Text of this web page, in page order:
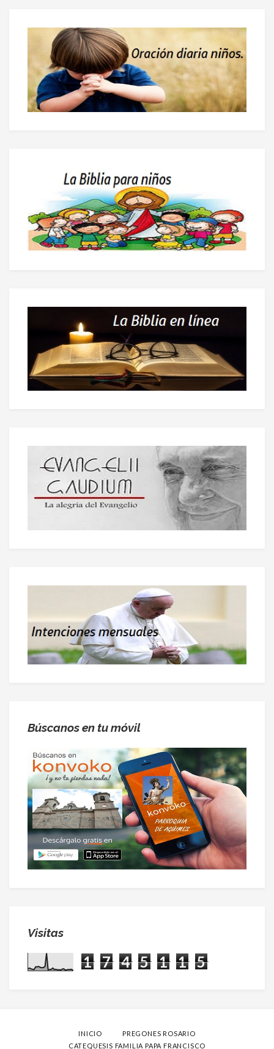
Búscanos en tu móvil
Visitas
1 7 4 5 1 1 5
INICIO
PREGONES ROSARIO
CATEQUESIS FAMILIA PAPA FRANCISCO